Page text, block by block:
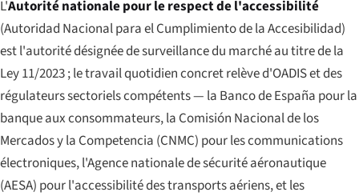
L'Autorité nationale pour le respect de l'accessibilité
(Autoridad Nacional para el Cumplimiento de la Accesibilidad)
est l'autorité désignée de surveillance du marché au titre de la
Ley 11/2023 ; le travail quotidien concret relève d'OADIS et des
régulateurs sectoriels compétents — la Banco de España pour la
banque aux consommateurs, la Comisión Nacional de los
Mercados y la Competencia (CNMC) pour les communications
électroniques, l'Agence nationale de sécurité aéronautique
(AESA) pour l'accessibilité des transports aériens, et les